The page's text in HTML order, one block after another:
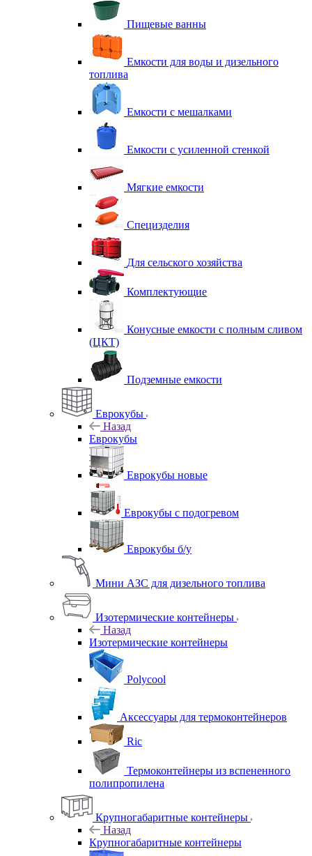
Пищевые ванны
Емкости для воды и дизельного
топлива
Емкости с мешалками
Емкости с усиленной стенкой
Мягкие емкости
Специзделия
Для сельского хозяйства
Комплектующие
Конусные емкости с полным сливом
(ЦКТ)
Подземные емкости
Еврокубы
Назад
Еврокубы
Еврокубы новые
Еврокубы с подогревом
Еврокубы б/у
Мини АЗС для дизельного топлива
Изотермические контейнеры
Назад
Изотермические контейнеры
Polycool
Аксессуары для термоконтейнеров
Ric
Термоконтейнеры из вспененного
полипропилена
Крупногабаритные контейнеры
Назад
Крупногабаритные контейнеры